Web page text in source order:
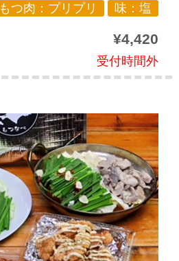
もつ肉：プリプリ
味：塩
¥4,420
受付時間外